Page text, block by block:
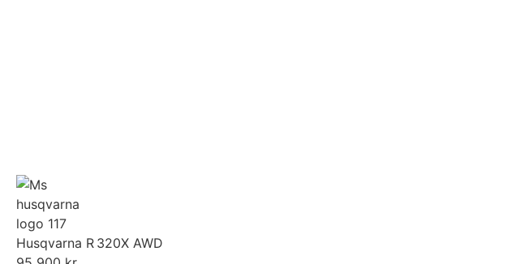
Husqvarna R 320X AWD